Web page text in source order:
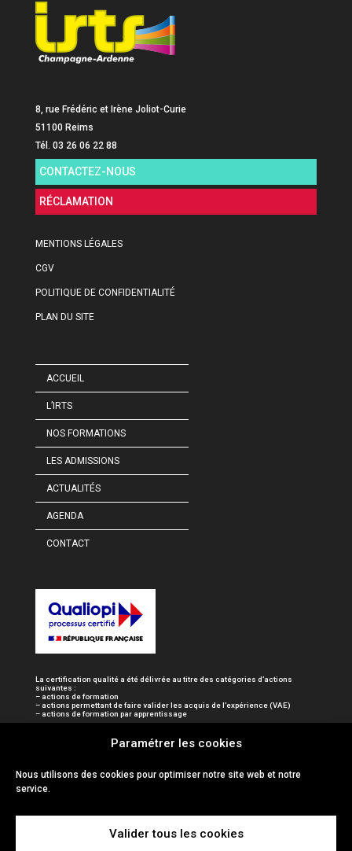
Paramétrer les cookies
Nous utilisons des cookies pour optimiser notre site web et notre
service.
Valider tous les cookies
8, rue Frédéric et Irène Joliot-Curie
51100 Reims
Tél. 03 26 06 22 88
CONTACTEZ-NOUS
RÉCLAMATION
MENTIONS LÉGALES
CGV
POLITIQUE DE CONFIDENTIALITÉ
PLAN DU SITE
ACCUEIL
L’IRTS
NOS FORMATIONS
LES ADMISSIONS
ACTUALITÉS
AGENDA
CONTACT
La certification qualité a été délivrée au titre des catégories d’actions
suivantes :
– actions de formation
– actions permettant de faire valider les acquis de l’expérience (VAE)
– actions de formation par apprentissage